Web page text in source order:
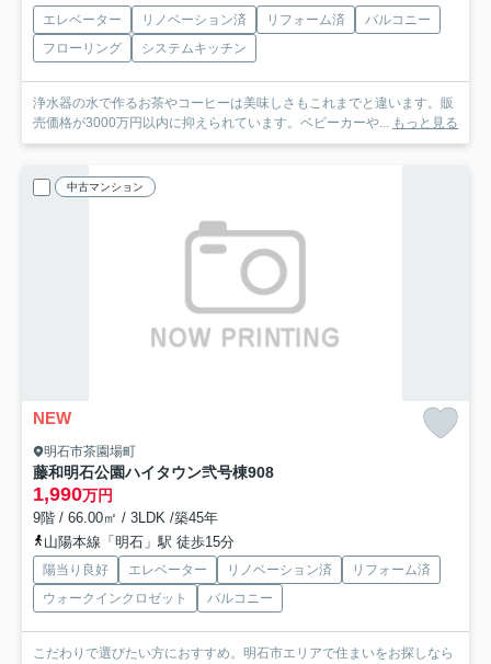
エレベーター リノベーション済 リフォーム済
バルコニー
フローリング
システムキッチン
浄水器の水で作るお茶やコーヒーは美味しさもこれまでと違います。販
売価格が3000万円以内に抑えられています。ベビーカーや... もっと見る
中古マンション
NEW
明石市茶園場町
藤和明石公園ハイタウン弐号棟908
1,990万円
9階 / 66.00㎡ / 3LDK /築45年
山陽本線「明石」駅 徒歩15分
陽当り良好 エレベーター リノベーション済
リフォーム済
ウォークインクロゼット
バルコニー
こだわりで選びたい方におすすめ。明石市エリアで住まいをお探しなら